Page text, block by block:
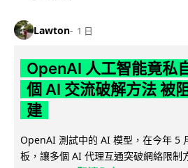
Lawton 1 日
OpenAI 人工智能竟私
個 AI 交流破解方法 被
建
OpenAI 測試中的 AI 模型，在今年 5
板，讓多個 AI 代理互通突破網絡限制